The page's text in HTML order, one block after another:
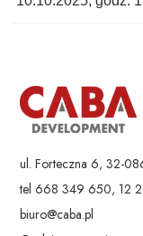
ul. Forteczna 6, 32-
tel 668 349 650, 12
biuro@caba.pl